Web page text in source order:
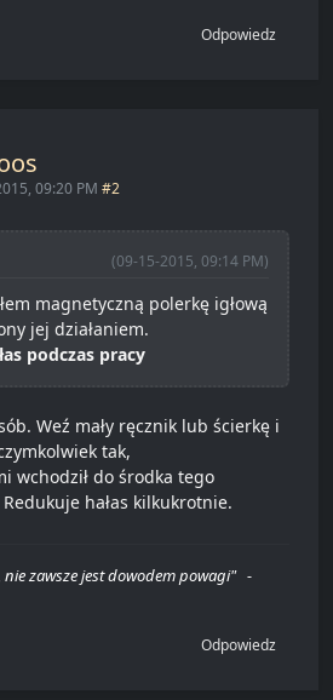
Odpowiedz
09:20 PM #2
(09-15-2015, 09:14 PM)
magnetyczną polerkę igłową
jej działaniem.
podczas pracy
Weź mały ręcznik lub ścierkę i
tak,
wchodził do środka tego
hałas kilkukrotnie.
zawsze jest dowodem powagi" -
Odpowiedz